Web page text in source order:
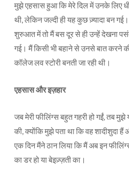
मुझे एहसास हुआ कि मेरे दिल में उनके लिए
थी, लेकिन जल्दी ही यह कुछ ज़्यादा बन
शुरुआत में तो मैं बस दूर से ही उन्हें देखना
गई। मैं किसी भी बहाने से उनसे बात करने
कॉलेज लव स्टोरी बनती जा रही थी।
एहसास और इज़हार
जब मेरी फीलिंग्स बहुत गहरी हो गईं, तब
की, क्योंकि मुझे पता था कि वह शादीशुदा
एक दिन मैंने ठान लिया कि मैं अब इन
का डर हो या बेइज़्ज़ती का।